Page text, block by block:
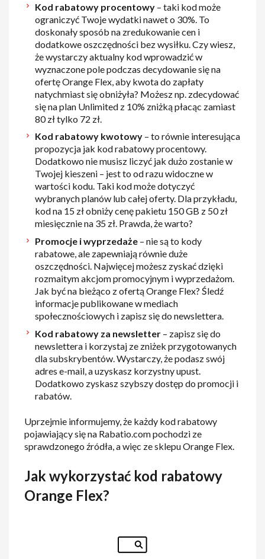
Kod rabatowy procentowy– taki kod może
ograniczyć Twoje wydatki nawet o 30%. To
doskonały sposób na zredukowanie cen i
dodatkowe oszczędności bez wysiłku. Czy wiesz,
że wystarczy aktualny kod wprowadzić w
wyznaczone pole podczas decydowanie się na
ofertę Orange Flex, aby kwota do zapłaty
natychmiast się obniżyła? Możesz np. zdecydować
się na plan Unlimited z 10% zniżką płacąc zamiast
80 zł tylko 72 zł.
Kod rabatowy kwotowy– to równie interesująca
propozycja jak kod rabatowy procentowy.
Dodatkowo nie musisz liczyć jak dużo zostanie w
Twojej kieszeni – jest to od razu widoczne w
wartości kodu. Taki kod może dotyczyć
wybranych planów lub całej oferty. Dla przykładu,
kod na 15 zł obniży cenę pakietu 150 GB z 50 zł
miesięcznie na 35 zł. Prawda, że warto?
Promocje i wyprzedaże – nie są to kody
rabatowe, ale zapewniają równie duże
oszczędności. Najwięcej możesz zyskać dzięki
rozmaitym akcjom promocyjnym i wyprzedażom.
Jak być na bieżąco z ofertą Orange Flex? Śledź
informacje publikowane w mediach
społecznościowych i zapisz się do newslettera.
Kod rabatowy za newsletter – zapisz się do
newslettera i korzystaj ze zniżek przygotowanych
dla subskrybentów. Wystarczy, że podasz swój
adres e-mail, a uzyskasz korzystny upust.
Dodatkowo zyskasz szybszy dostęp do promocji i
rabatów.
Uprzejmie informujemy, że każdy kod rabatowy
pojawiający się na Rabatio.com pochodzi ze
sprawdzonego źródła, a więc ze sklepu Orange Flex.
Jak wykorzystać kod rabatowy
Orange Flex?